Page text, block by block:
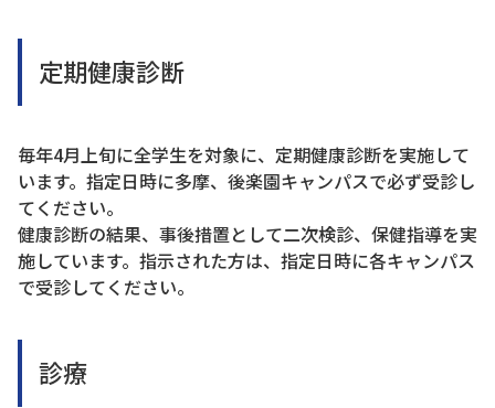
定期健康診断
毎年4月上旬に全学生を対象に、定期健康診断を実施して
います。指定日時に多摩、後楽園キャンパスで必ず受診し
てください。
健康診断の結果、事後措置として二次検診、保健指導を実
施しています。指示された方は、指定日時に各キャンパス
で受診してください。
診療